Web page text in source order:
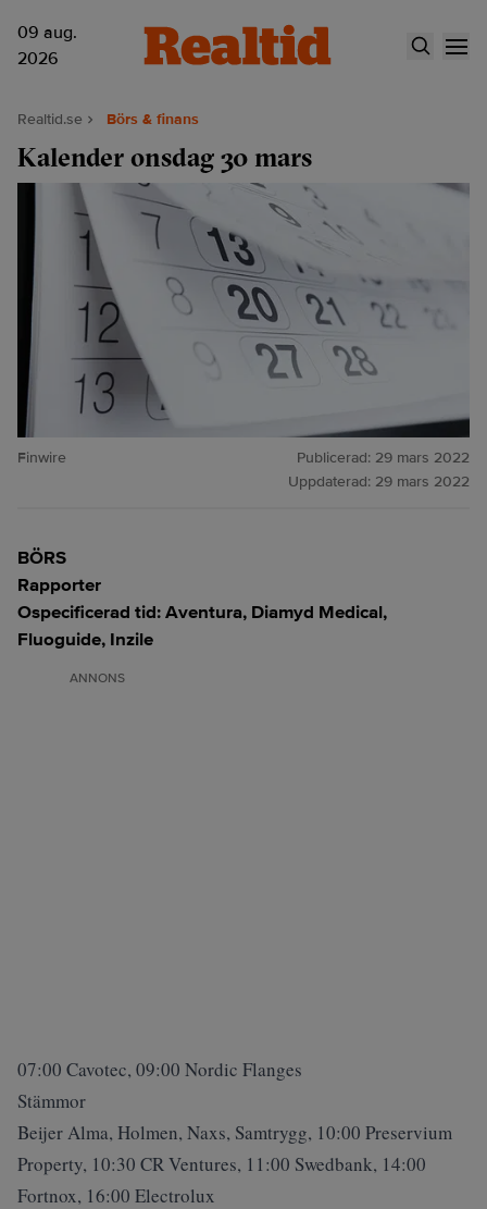
09 aug.
2026
Realtid.se Börs & finans
Kalender onsdag 30 mars
Finwire Publicerad: 29 mars 2022
Uppdaterad: 29 mars 2022
BÖRS
Rapporter
Ospecificerad tid: Aventura, Diamyd Medical,
Fluoguide, Inzile
ANNONS
07:00 Cavotec, 09:00 Nordic Flanges
Stämmor
Beijer Alma, Holmen, Naxs, Samtrygg, 10:00 Preservium
Property, 10:30 CR Ventures, 11:00 Swedbank, 14:00
Fortnox, 16:00 Electrolux